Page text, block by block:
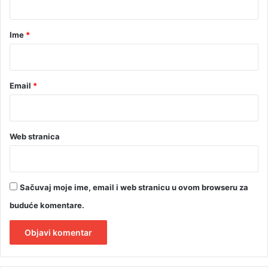
rIme *
Email *
Web stranica
Sačuvaj moje ime, email i web stranicu u ovom browseru za
buduće komentare.